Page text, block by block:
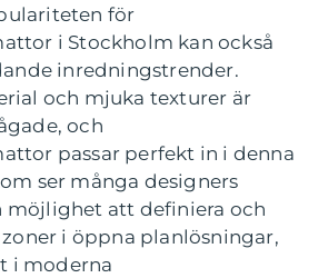
för
i Stockholm kan också
inredningstrender.
och mjuka texturer är
och
passar perfekt in i denna
ser många designers
möjlighet att definiera och
i öppna planlösningar,
i moderna